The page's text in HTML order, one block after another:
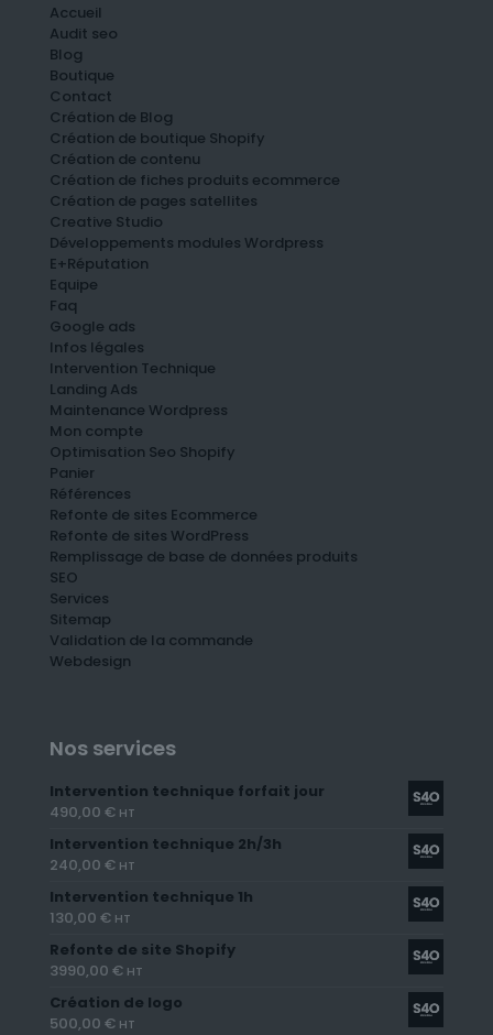
Accueil
Audit seo
Blog
Boutique
Contact
Création de Blog
Création de boutique Shopify
Création de contenu
Création de fiches produits ecommerce
Création de pages satellites
Creative Studio
Développements modules Wordpress
E+Réputation
Equipe
Faq
Google ads
Infos légales
Intervention Technique
Landing Ads
Maintenance Wordpress
Mon compte
Optimisation Seo Shopify
Panier
Références
Refonte de sites Ecommerce
Refonte de sites WordPress
Remplissage de base de données produits
SEO
Services
Sitemap
Validation de la commande
Webdesign
Nos services
Intervention technique forfait jour
490,00 € HT
Intervention technique 2h/3h
240,00 € HT
Intervention technique 1h
130,00 € HT
Refonte de site Shopify
3990,00 € HT
Création de logo
500,00 € HT